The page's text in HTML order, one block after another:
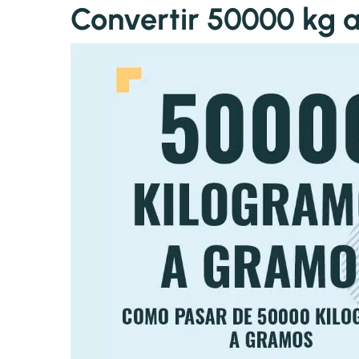
Convertir 50000 kg